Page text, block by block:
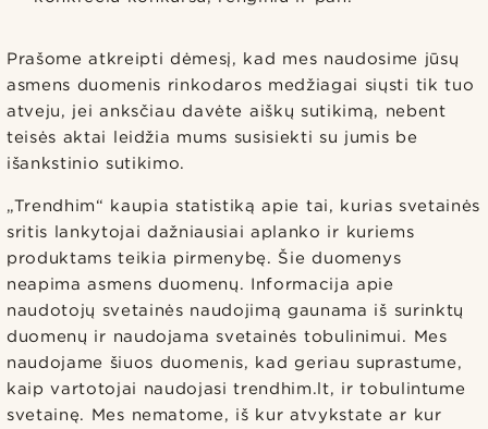
Prašome atkreipti dėmesį, kad mes naudosime jūsų
asmens duomenis rinkodaros medžiagai siųsti tik tuo
atveju, jei anksčiau davėte aiškų sutikimą, nebent
teisės aktai leidžia mums susisiekti su jumis be
išankstinio sutikimo.
„Trendhim“ kaupia statistiką apie tai, kurias svetainės
sritis lankytojai dažniausiai aplanko ir kuriems
produktams teikia pirmenybę. Šie duomenys
neapima asmens duomenų. Informacija apie
naudotojų svetainės naudojimą gaunama iš surinktų
duomenų ir naudojama svetainės tobulinimui. Mes
naudojame šiuos duomenis, kad geriau suprastume,
kaip vartotojai naudojasi trendhim.lt, ir tobulintume
svetainę. Mes nematome, iš kur atvykstate ar kur